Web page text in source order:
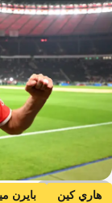
Getty Images
هاري كين بايرن